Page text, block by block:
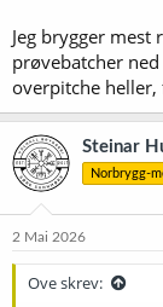
Jeg brygger
prøvebatcher
overpitche heller,
Steinar
Norbrygg-
2 Mai 2026
Ove skrev: